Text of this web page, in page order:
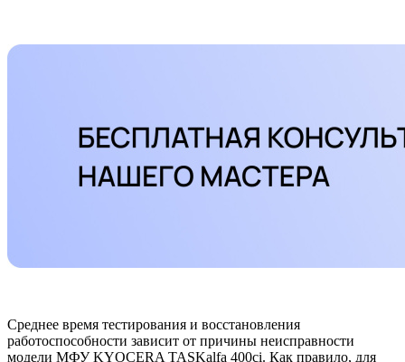
Среднее время тестирования и восстановления
работоспособности зависит от причины неисправности
модели МФУ KYOCERA TASKalfa 400ci. Как правило, для